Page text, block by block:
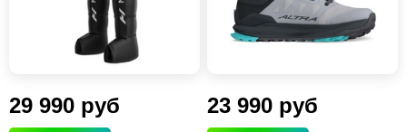
29 990 руб 23 990 руб